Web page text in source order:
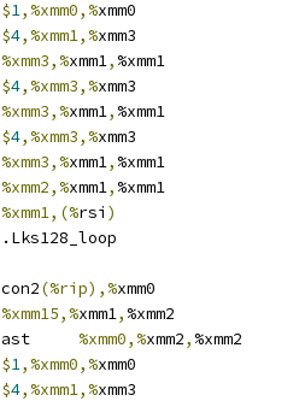
$1,%xmm0,%xmm0
$4,%xmm1,%xmm3
%xmm3,%xmm1, %xmm1
$4,%xmm3,%xmm3
%xmm3,%xmm1, %xmm1
$4,%xmm3,%xmm3
%xmm3,%xmm1, %xmm1
%xmm2,%xmm1, %xmm1
%xmm1,(%rsi )
	jne	.Lks128_loop
	vmovdqa	con2
(%rip),%xmm0
%xmm15,%xmm1, %xmm2
%xmm0,%xmm2, %xmm2
$1,%xmm0,%xmm0
$4,%xmm1,%xmm3